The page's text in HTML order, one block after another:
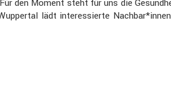
den Moment steht für uns die
lädt inter­es­sierte